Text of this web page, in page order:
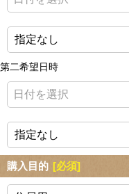
第二希望日時
購入目的 [必須]